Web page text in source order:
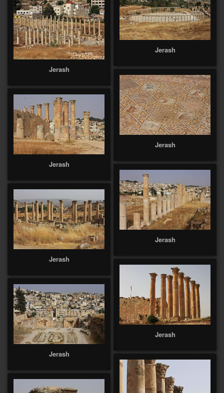
Jerash
Jerash
Jerash
Jerash
Jerash
Jerash
Jerash
Jerash